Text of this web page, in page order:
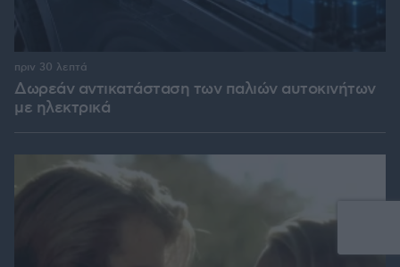
Δωρεάν αντικατάσταση των παλιών αυτοκινήτων
με ηλεκτρικά
πριν 30 λεπτά